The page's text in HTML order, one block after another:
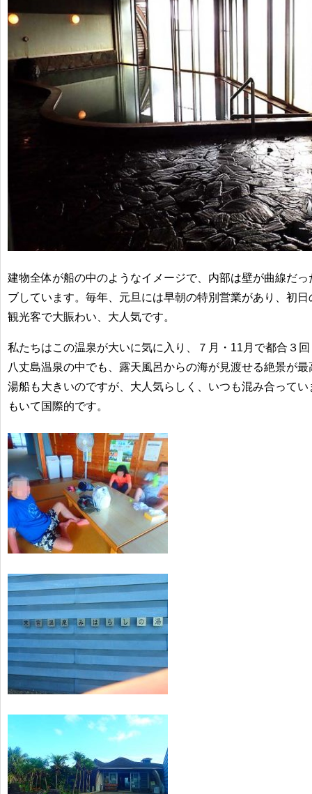
建物全体が船の中のようなイメージで、内部は壁が曲線だ
ブしています。毎年、元旦には早朝の特別営業があり、初
観光客で大賑わい、大人気です。
私たちはこの温泉が大いに気に入り、７月・11月で都合３
八丈島温泉の中でも、露天風呂からの海が見渡せる絶景が最
湯船も大きいのですが、大人気らしく、いつも混み合って
もいて国際的です。